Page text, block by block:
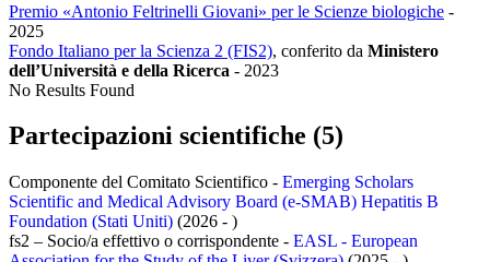
Premio «Antonio Feltrinelli Giovani» per le Scienze biologiche -
2025
Fondo Italiano per la Scienza 2 (FIS2), conferito da Ministero
dell’Università e della Ricerca - 2023
No Results Found
Partecipazioni scientifiche (5)
Componente del Comitato Scientifico - Emerging Scholars
Scientific and Medical Advisory Board (e-SMAB) Hepatitis B
Foundation (Stati Uniti) (2026 - )
fs2 – Socio/a effettivo o corrispondente - EASL - European